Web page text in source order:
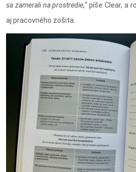
sa zamerali na prostredie,“píše Clear, a
aj pracovného zošita.